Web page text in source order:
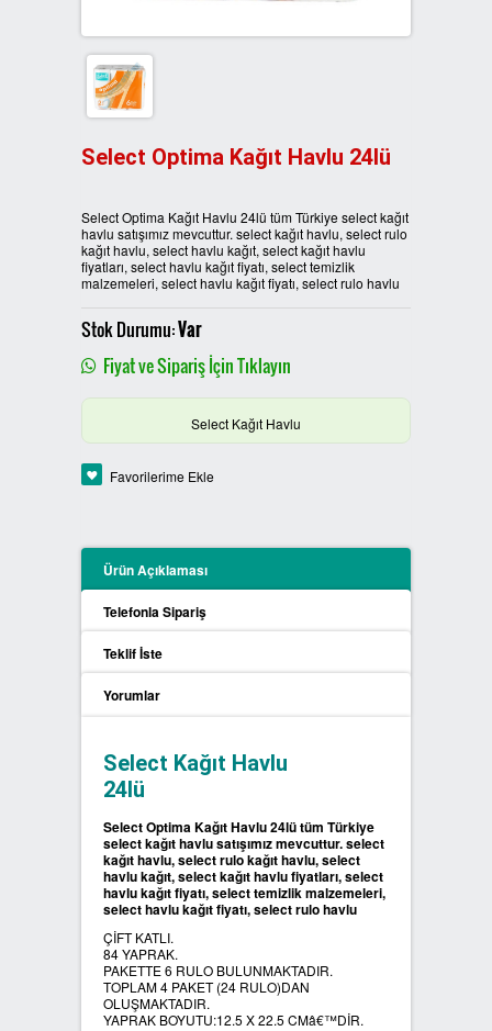
METAL GERİ DÖNÜŞÜM
KUTULARI
PLASTİK GERİ DÖNÜŞÜM
KUTULARI
ATIK KUTUSU FİYATLARI
AHŞAP SIFIR ATIK KUTULARI
ATIK KUTULARI
PEDALLI SIFIR ATIK KUTULARI
PLASTİK SIFIR ATIK KUTULARI
BOYALI SIFIR ATIK KUTULARI
METAL SIFIR ATIK KUTULARI
PROCYCLE SIFIR ATIK
KUTULARI
PİL ATIK KUTULARI
SIFIR ATIK KONTEYNERLARI
SIFIR ATIK BİLGİLENDİRME
PANOSU
SIFIR ATIK ÇÖP POŞETLERİ
SIFIR ATIK GERİ DÖNÜŞÜM
KUTULARI
Select Optima Kağıt Havlu 24lü
Select Optima Kağıt Havlu 24lü tüm Türkiye select kağıt
havlu satışımız mevcuttur. select kağıt havlu, select rulo
kağıt havlu, select havlu kağıt, select kağıt havlu
fiyatları, select havlu kağıt fiyatı, select temizlik
malzemeleri, select havlu kağıt fiyatı, select rulo havlu
Stok Durumu:Var
Fiyat ve Sipariş İçin Tıklayın
Select Kağıt Havlu
Favorilerime Ekle
Ürün Açıklaması
Telefonla Sipariş
Teklif İste
Yorumlar
Select Kağıt Havlu
24lü
Select Optima Kağıt Havlu 24lü tüm Türkiye
select kağıt havlu satışımız mevcuttur. select
kağıt havlu, select rulo kağıt havlu, select
havlu kağıt, select kağıt havlu fiyatları, select
havlu kağıt fiyatı, select temizlik malzemeleri,
select havlu kağıt fiyatı, select rulo havlu
ÇİFT KATLI.
84 YAPRAK.
PAKETTE 6 RULO BULUNMAKTADIR.
TOPLAM 4 PAKET (24 RULO)DAN
OLUŞMAKTADIR.
YAPRAK BOYUTU:12.5 X 22.5 CMâ€™DİR.